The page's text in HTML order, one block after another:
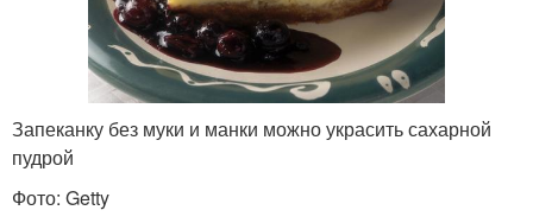
Запеканку без муки и манки можно украсить сахарной
пудрой
Фото: Getty